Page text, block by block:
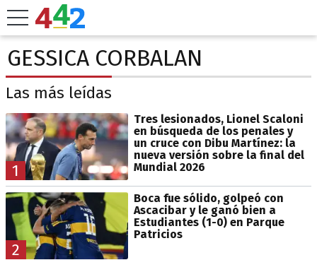
GESSICA CORBALAN
Las más leídas
1
Tres lesionados, Lionel Scaloni
en búsqueda de los penales y
un cruce con Dibu Martínez: la
nueva versión sobre la final del
Mundial 2026
2
Boca fue sólido, golpeó con
Ascacibar y le ganó bien a
Estudiantes (1-0) en Parque
Patricios